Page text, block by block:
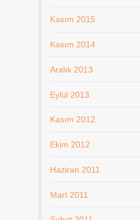
Kasım 2015
Kasım 2014
Aralık 2013
Eylül 2013
Kasım 2012
Ekim 2012
Haziran 2011
Mart 2011